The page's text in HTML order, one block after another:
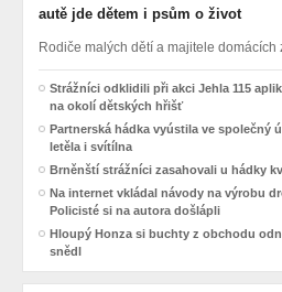
autě jde dětem i psům o život
Rodiče malých dětí a majitele domácích
Strážníci odklidili při akci Jehla 115
na okolí dětských hřišť
Partnerská hádka vyústila ve společný
letěla i svítílna
Brněnští strážníci zasahovali u hádky
Na internet vkládal návody na výrobu
Policisté si na autora došlápli
Hloupý Honza si buchty z obchodu
snědl